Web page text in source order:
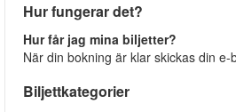
Hur fungerar det?
Hur får jag mina biljetter?
När din bokning är klar skickas din
Biljettkategorier